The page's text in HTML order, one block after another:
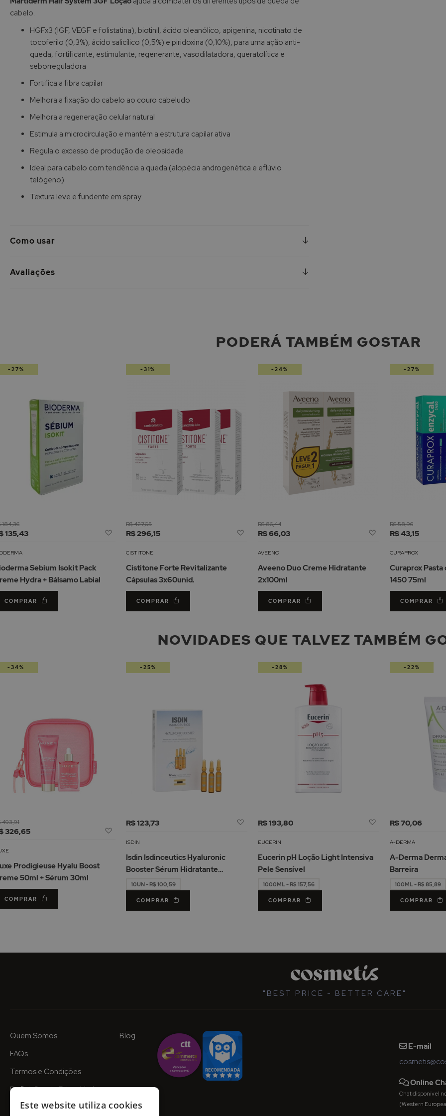
Galeria
de
imagens
cabelo.
HGFx3 (IGF, VEGF e folistatina), biotinil, ácido oleanólico, apigenina, nicotinato de
tocoferilo (0,3%), ácido salicílico (0,5%) e piridoxina (0,10%), para uma ação anti-
queda, fortificante, estimulante, regenerante, vasodilatadora, queratolítica e
seborreguladora
Fortifica a fibra capilar
Melhora a fixação do cabelo ao couro cabeludo
Melhora a regeneração celular natural
Estimula a microcirculação e mantém a estrutura capilar ativa
Regula o excesso de produção de oleosidade
Ideal para cabelo com tendência a queda (alopécia androgenética e eflúvio
telógeno).
Textura leve e fundente em spray
Como usar
Avaliações
PODERÁ TAMBÉM GOSTAR
135,43
184,36
Adicionar
Lista
Desejos
Sebium Isokit Pack
Hydra + Bálsamo Labial
COMPRAR
-27%
R$ 296,15
R$ 427,05
Adicionar
Lista
Desejos
CISTITONE
Cistitone Forte Revitalizante
Cápsulas 3x60unid.
COMPRAR
-31%
R$ 66,03
R$ 86,44
Adicionar
Lista
Desejos
AVEENO
Aveeno Duo Creme Hidratante
2x100ml
COMPRAR
-24%
R$ 43,15
R$ 58,96
CURAPROX
Curaprox Pasta
1450 75ml
COMPRAR
-27%
NOVIDADES QUE TALVEZ TAMBÉM
326,65
493,91
Desejos
Prodigieuse Hyalu Boost
50ml + Sérum 30ml
COMPRAR
-34%
R$ 123,73
Adicionar
Lista
Desejos
ISDIN
Isdin Isdinceutics Hyaluronic
Booster Sérum Hidratante
Ampolas
10UN - R$ 100,59
COMPRAR
-25%
R$ 193,80
Adicionar
Lista
Desejos
EUCERIN
Eucerin pH Loção Light Intensiva
Pele Sensível
1000ML - R$ 157,56
COMPRAR
-28%
R$ 70,06
A-DERMA
A-Derma
Barreira
100ML - R$ 85,89
COMPRAR
-22%
"BEST PRICE - BETTER CARE"
Quem Somos
FAQs
Termos e Condições
Definições de Privacidade
Blog
E-mail
Online
Chat disponível
(Western
Este website utiliza cookies